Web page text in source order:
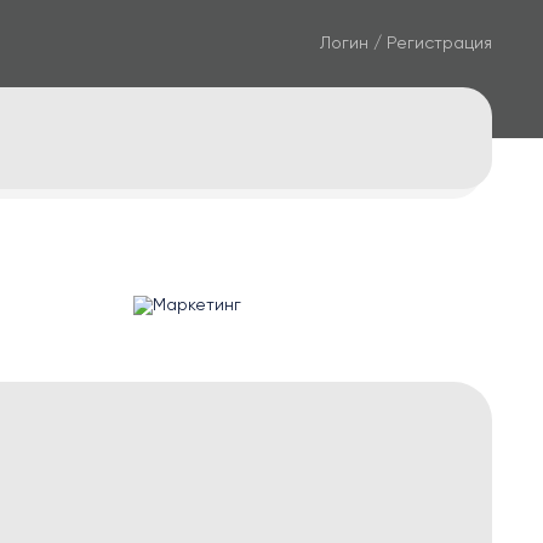
Логин / Регистрация